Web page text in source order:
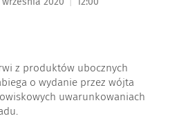
z produktów ubocznych
o wydanie przez wójta
uwarunkowaniach